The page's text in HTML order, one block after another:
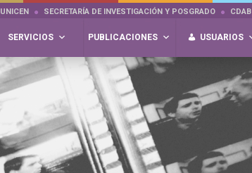
UNICEN SECRETARÍA DE INVESTIGACIÓN Y POSGRADO CDAB
SERVICIOS PUBLICACIONES USUARIOS